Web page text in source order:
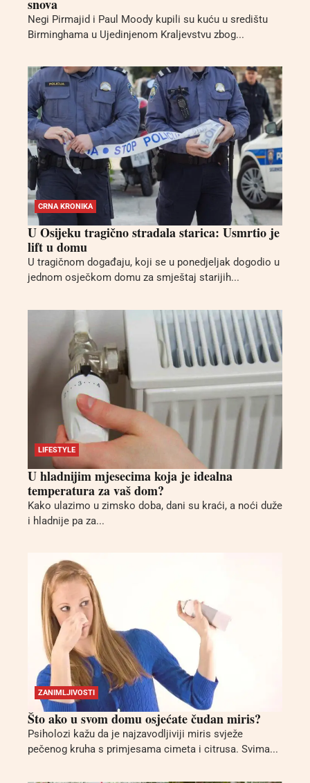
snova
Negi Pirmajid i Paul Moody kupili su kuću u središtu
Birminghama u Ujedinjenom Kraljevstvu zbog...
CRNA KRONIKA
U Osijeku tragično stradala starica: Usmrtio je
lift u domu
U tragičnom događaju, koji se u ponedjeljak dogodio u
jednom osječkom domu za smještaj starijih...
LIFESTYLE
U hladnijim mjesecima koja je idealna
temperatura za vaš dom?
Kako ulazimo u zimsko doba, dani su kraći, a noći duže
i hladnije pa za...
ZANIMLJIVOSTI
Što ako u svom domu osjećate čudan miris?
Psiholozi kažu da je najzavodljiviji miris svježe
pečenog kruha s primjesama cimeta i citrusa. Svima...